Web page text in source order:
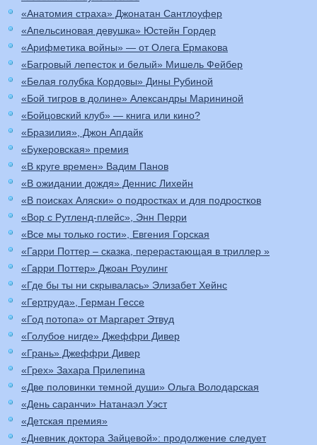
«Анатомия страха» Джонатан Сантлоуфер
«Апельсиновая девушка» Юстейн Гордер
«Арифметика войны» — от Олега Ермакова
«Багровый лепесток и белый» Мишель Фейбер
«Белая голубка Кордовы» Дины Рубиной
«Бой тигров в долине» Александры Марининой
«Бойцовский клуб» — книга или кино?
«Бразилия», Джон Апдайк
«Букеровская» премия
«В круге времен» Вадим Панов
«В ожидании дождя» Деннис Лихейн
«В поисках Аляски» о подростках и для подростков
«Вор с Рутленд-плейс», Энн Перри
«Все мы только гости», Евгения Горская
«Гарри Поттер – сказка, перерастающая в триллер »
«Гарри Поттер» Джоан Роулинг
«Где бы ты ни скрывалась» Элизабет Хейнс
«Гертруда», Герман Гессе
«Год потопа» от Маргарет Этвуд
«Голубое нигде» Джеффри Дивер
«Грань» Джеффри Дивер
«Грех» Захара Прилепина
«Две половинки темной души» Ольга Володарская
«День саранчи» Натанаэл Уэст
«Детская премия»
«Дневник доктора Зайцевой»: продолжение следует